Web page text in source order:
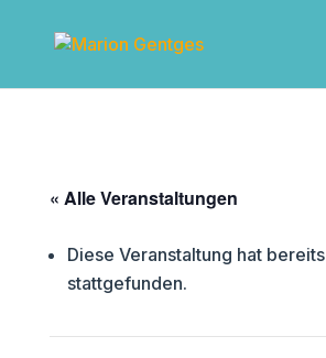
« Alle Veranstaltungen
Diese Veranstaltung hat bereits
stattgefunden.